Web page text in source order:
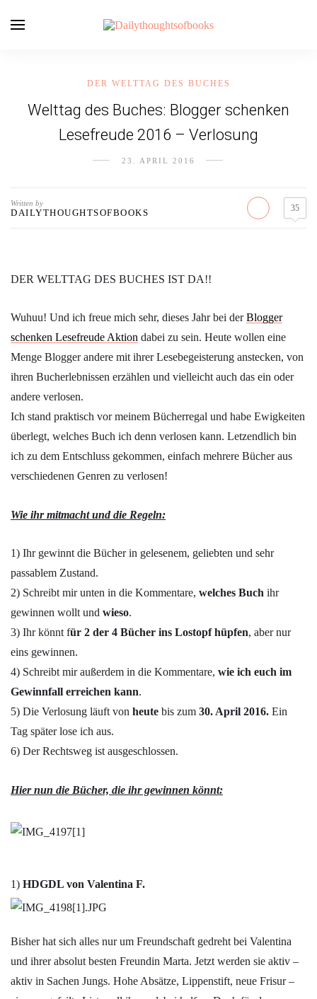
DER WELTTAG DES BUCHES
Welttag des Buches: Blogger schenken
Lesefreude 2016 – Verlosung
23. APRIL 2016
Written by
DAILYTHOUGHTSOFBOOKS 35
DER WELTTAG DES BUCHES IST DA!!
Wuhuu! Und ich freue mich sehr, dieses Jahr bei derBlogger
schenken Lesefreude Aktion dabei zu sein. Heute wollen eine
Menge Blogger andere mit ihrer Lesebegeisterung anstecken, von
ihren Bucherlebnissen erzählen und vielleicht auch das ein oder
andere verlosen.
Ich stand praktisch vor meinem Bücherregal und habe Ewigkeiten
überlegt, welches Buch ich denn verlosen kann. Letzendlich bin
ich zu dem Entschluss gekommen, einfach mehrere Bücher aus
verschiedenen Genren zu verlosen!
Wie ihr mitmacht und die Regeln:
1) Ihr gewinnt die Bücher in gelesenem, geliebten und sehr
passablem Zustand.
2) Schreibt mir unten in die Kommentare, welches Buch ihr
gewinnen wollt und wieso.
3) Ihr könnt für 2 der 4 Bücher ins Lostopf hüpfen, aber nur
eins gewinnen.
4) Schreibt mir außerdem in die Kommentare, wie ich euch im
Gewinnfall erreichen kann.
5) Die Verlosung läuft von heute bis zum 30. April 2016. Ein
Tag später lose ich aus.
6) Der Rechtsweg ist ausgeschlossen.
Hier nun die Bücher, die ihr gewinnen könnt:
1) HDGDL von Valentina F.
Bisher hat sich alles nur um Freundschaft gedreht bei Valentina
und ihrer absolut besten Freundin Marta. Jetzt werden sie aktiv –
aktiv in Sachen Jungs. Hohe Absätze, Lippenstift, neue Frisur –